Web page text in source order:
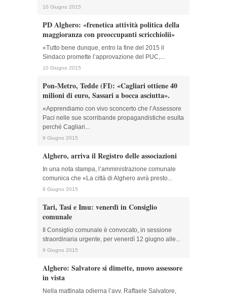
10 Giugno 2015
PD Alghero: «frenetica attività politica della
maggioranza con preoccupanti scricchiolii»
«Tutto bene dunque, entro la fine del 2015 il
Sindaco promette l’approvazione del PUC,...
10 Giugno 2015
Pon-Metro, Tedde (FI): «Cagliari ottiene 40
milioni di euro, Sassari a bocca asciutta».
«Apprendiamo con vivo sconcerto che l’Assessore
Paci nelle sue scorribande propagandistiche esulta
perché Cagliari...
9 Giugno 2015
Alghero, arriva il Registro delle associazioni
In una nota stampa, l’amministrazione comunale
comunica che «La città di Alghero avrà presto...
9 Giugno 2015
Tari, Tasi e Imu: venerdì in Consiglio
comunale
Il Consiglio comunale è convocato, in sessione
straordinaria urgente, per venerdì 12 giugno alle...
9 Giugno 2015
Alghero: Salvatore si dimette, nuovo assessore
in vista
Nella mattinata odierna l’avv. Raffaele Salvatore,